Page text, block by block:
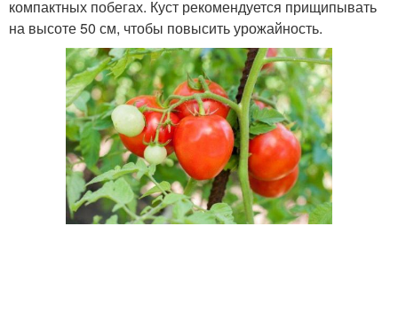
компактных побегах. Куст рекомендуется прищипывать
на высоте 50 см, чтобы повысить урожайность.